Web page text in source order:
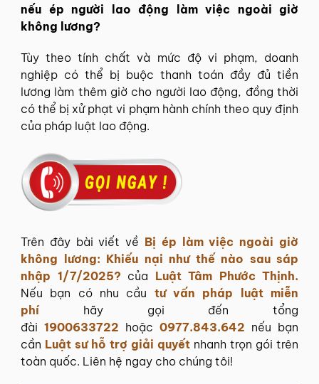
nếu ép người lao động làm việc ngoài giờ
không lương?
Tùy theo tính chất và mức độ vi phạm, doanh
nghiệp có thể bị buộc thanh toán đầy đủ tiền
lương làm thêm giờ cho người lao động, đồng thời
có thể bị xử phạt vi phạm hành chính theo quy định
của pháp luật lao động.
Trên đây bài viết về Bị ép làm việc ngoài giờ
không lương: Khiếu nại như thế nào sau sáp
nhập 1/7/2025? của Luật Tâm Phước Thịnh.
Nếu bạn có nhu cầu tư vấn pháp luật miễn
phí hãy gọi đến tổng
đài 1900633722 hoặc 0977.843.642 nếu bạn
cần Luật sư hỗ trợ giải quyết nhanh trọn gói trên
toàn quốc. Liên hệ ngay cho chúng tôi!